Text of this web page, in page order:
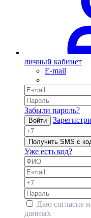
личный кабинет
E-mail
Забыли пароль?
Войти
Получить SMS с
Уже есть код?
Даю согласие
данных